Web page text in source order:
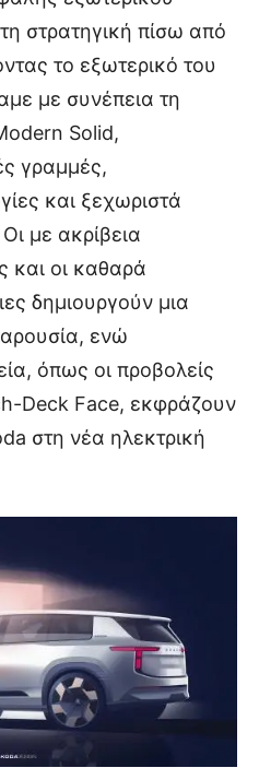
στρατηγική πίσω από
το εξωτερικό του
με συνέπεια τη
Solid,
γραμμές,
και ξεχωριστά
με ακρίβεια
και οι καθαρά
δημιουργούν μια
ενώ
όπως οι προβολείς
Deck Face, εκφράζουν
στη νέα ηλεκτρική